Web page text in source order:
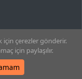
çerezler gönderir.
için paylaşılır.